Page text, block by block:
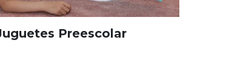
Preescolar